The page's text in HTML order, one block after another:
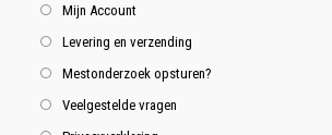
Mijn Account
Levering en verzending
Mestonderzoek opsturen?
Veelgestelde vragen